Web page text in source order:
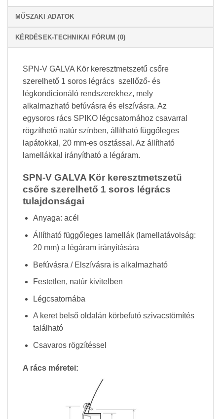
MŰSZAKI ADATOK
KÉRDÉSEK-TECHNIKAI FÓRUM (0)
SPN-V GALVA Kör keresztmetszetű csőre
szerelhető 1 soros légrács szellőző- és
légkondicionáló rendszerekhez, mely
alkalmazható befúvásra és elszívásra. Az
egysoros rács SPIKO légcsatornához csavarral
rögzíthető natúr színben, állítható függőleges
lapátokkal, 20 mm-es osztással. Az állítható
lamellákkal irányítható a légáram.
SPN-V GALVA Kör keresztmetszetű
csőre szerelhető 1 soros légrács
tulajdonságai
Anyaga: acél
Állítható függőleges lamellák (lamellatávolság:
20 mm) a légáram irányítására
Befúvásra / Elszívásra is alkalmazható
Festetlen, natúr kivitelben
Légcsatornába
A keret belső oldalán körbefutó szivacstömítés
található
Csavaros rögzítéssel
A rács méretei: